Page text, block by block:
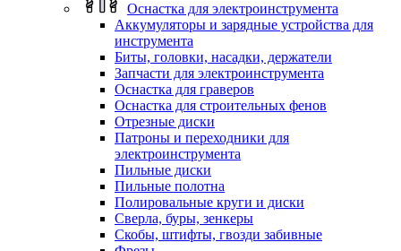
Оснастка для электроинструмента
Аккумуляторы и зарядные устройства для
инструмента
Биты, головки, насадки, держатели
Запчасти для электроинструмента
Оснастка для граверов
Оснастка для строительных фенов
Отрезные диски
Патроны и переходники для
электроинструмента
Пильные диски
Пильные полотна
Полировальные круги и диски
Сверла, буры, зенкеры
Скобы, штифты, гвозди забивные